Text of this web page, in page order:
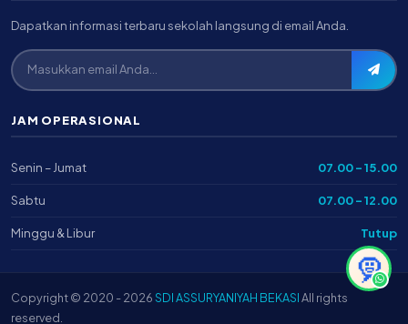
Dapatkan informasi terbaru sekolah langsung di email Anda.
JAM OPERASIONAL
Senin – Jumat 07.00 – 15.00
Sabtu 07.00 – 12.00
Minggu & Libur Tutup
Copyright © 2020 - 2026SDI ASSURYANIYAH BEKASIAll rights
reserved.
🧕